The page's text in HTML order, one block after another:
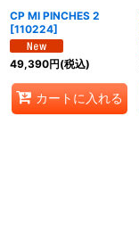
CP MI PINCHES 2
[110224]
49,390円(税込)
カートに入れる